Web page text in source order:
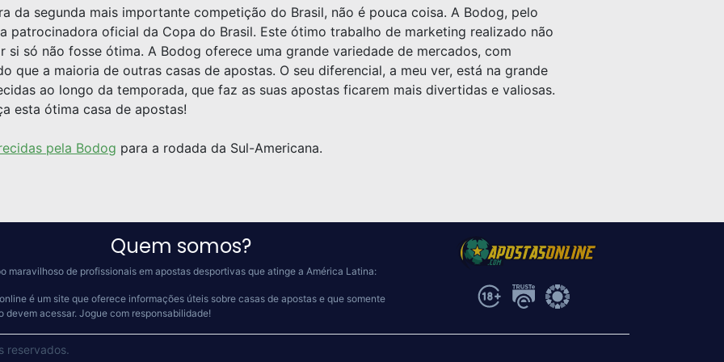
da segunda mais importante competição do Brasil, não é pouca coisa. A Bodog, pelo
patrocinadora oficial da Copa do Brasil. Este ótimo trabalho de marketing realizado não
si só não fosse ótima. A Bodog oferece uma grande variedade de mercados, com
que a maioria de outras casas de apostas. O seu diferencial, a meu ver, está na grande
ao longo da temporada, que faz as suas apostas ficarem mais divertidas e valiosas.
esta ótima casa de apostas!
pela Bodog para a rodada da Sul-Americana.
Quem somos?
maravilhoso de profissionais em apostas desportivas que atinge a América Latina:
é um site que oferece informações úteis sobre casas de apostas e que somente
devem acessar. Jogue com responsabilidade!
reservados.